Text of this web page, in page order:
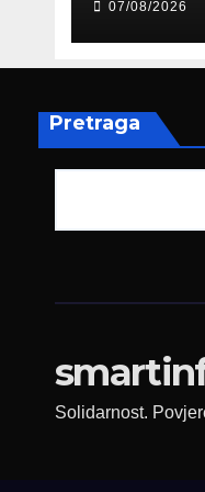
07/08/2026
Pretraga
Solidarnost.